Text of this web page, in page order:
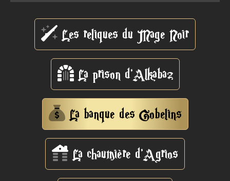
Les reliques du Mage Noir
La prison d'Alkabaz
La banque des Gobelins
La chaumière d'Agrios